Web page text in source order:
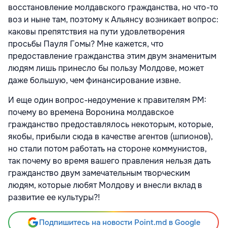
восстановление молдавского гражданства, но что-то
воз и ныне там, поэтому к Альянсу возникает вопрос:
каковы препятствия на пути удовлетворения
просьбы Пауля Гомы? Мне кажется, что
предоставление гражданства этим двум знаменитым
людям лишь принесло бы пользу Молдове, может
даже большую, чем финансирование извне.
И еще один вопрос-недоумение к правителям РМ:
почему во времена Воронина молдавское
гражданство предоставлялось некоторым, которые,
якобы, прибыли сюда в качестве агентов (шпионов),
но стали потом работать на стороне коммунистов,
так почему во время вашего правления нельзя дать
гражданство двум замечательным творческим
людям, которые любят Молдову и внесли вклад в
развитие ее культуры?!
Подпишитесь на новости Point.md в Google